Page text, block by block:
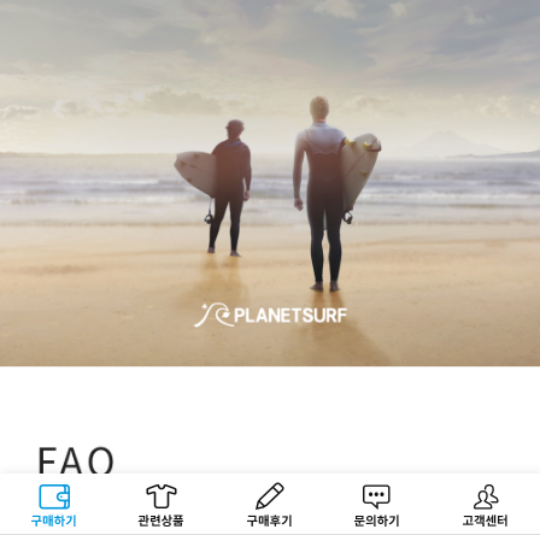
구매하기 관련상품 상품후기 문의하기 고객센터